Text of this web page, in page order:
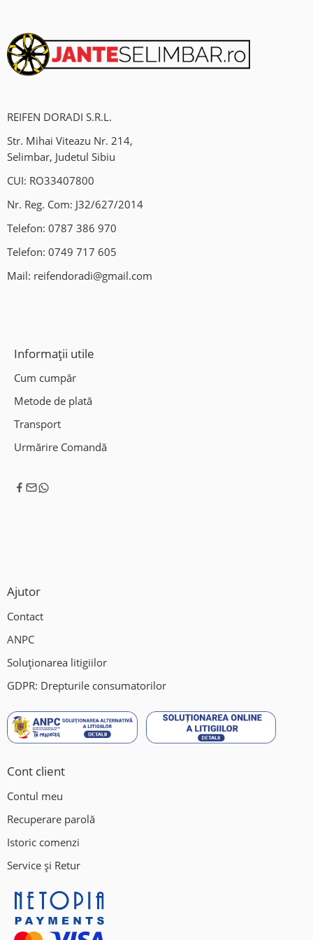
Hotel de roti;
Luni – Vineri: 09:00-18:00.
Locatie:
Ne gasiti si pe Waze/Google Maps: Vulcanizare Auto-Fix.
REIFEN DORADI S.R.L.
Str. Mihai Viteazu Nr. 214,
Selimbar, Judetul Sibiu
CUI: RO33407800
Nr. Reg. Com: J32/627/2014
Telefon: 0787 386 970
Telefon: 0749 717 605
Mail: reifendoradi@gmail.com
Informații utile
Cum cumpăr
Metode de plată
Transport
Urmărire Comandă
Ajutor
Contact
ANPC
Soluționarea litigiilor
GDPR: Drepturile consumatorilor
Cont client
Contul meu
Recuperare parolă
Istoric comenzi
Service și Retur